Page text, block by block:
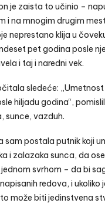
je zaista to učinio –
i na mnogim drugim
neprestano klija u
pet godina posle
i taj i naredni vek.
sledeće:
hiljadu godina“,
sunce, vazduh.
sam postala putnik koji
i zalazaka sunca, da
svrhom – da bi
redova, i
može biti jedinstvena